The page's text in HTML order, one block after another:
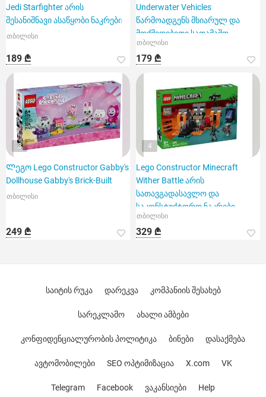
Jedi Starfighter არის
შესანიშნავი ასაწყობი ნაკრები
თბილისი
189 ₾
Underwater Vehicles
წარმოადგენს მხიარულ და
მოქმედებითი სათამაშო
ნაკრებს
თბილისი
179 ₾
3
Ლეგო Lego Constructor Gabby's
Dollhouse Gabby's Brick-Built
თბილისი
249 ₾
4
Lego Constructor Minecraft
Wither Battle არის
სათავგადასავლო და
საკონსტუქტორო ნაკრები
თბილისი
329 ₾
საიტის რუკა დარეკვა კომპანიის შესახებ
სარეკლამო ახალი ამბები
კონფიდენციალურობის პოლიტიკა ბინები დასაქმება
ავტომობილები SEO ოპტიმიზაცია X.com VK
Telegram Facebook ვაკანსიები Help